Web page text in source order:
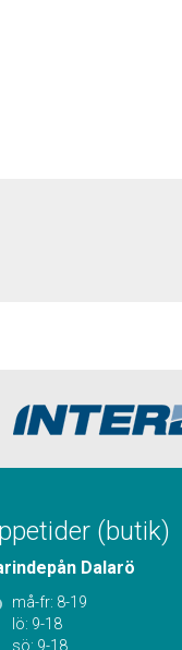
(butik)
Dalarö
må-fr: 8-19
lö: 9-18
sö: 9-18